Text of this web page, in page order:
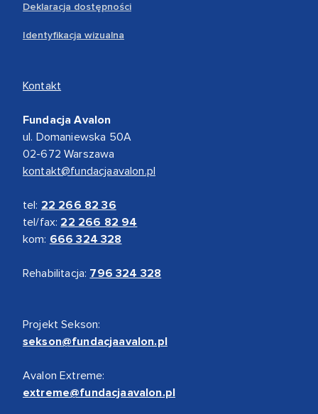
Deklaracja dostępności
Identyfikacja wizualna
Kontakt
Fundacja Avalon
ul. Domaniewska 50A
02-672 Warszawa
kontakt@fundacjaavalon.pl
tel: 22 266 82 36
tel/fax: 22 266 82 94
kom: 666 324 328
Rehabilitacja: 796 324 328
Projekt Sekson:
sekson@fundacjaavalon.pl
Avalon Extreme:
extreme@fundacjaavalon.pl